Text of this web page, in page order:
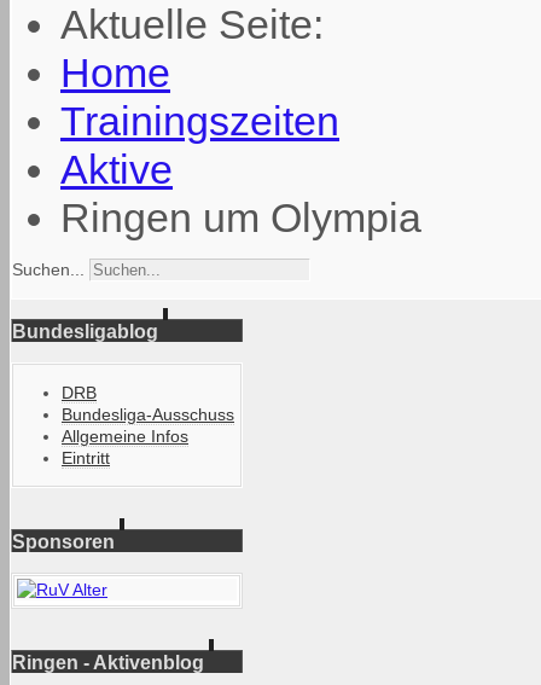
Aktuelle Seite:
Home
Trainingszeiten
Aktive
Ringen um Olympia
Suchen...
Bundesligablog
DRB
Bundesliga-Ausschuss
Allgemeine Infos
Eintritt
Sponsoren
Ringen - Aktivenblog